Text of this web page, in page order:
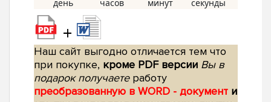
+
Наш сайт выгодно отличается тем что
при покупке, кроме PDF версии Вы в
подарок получаетеработу
преобразованную в WORD - документ и